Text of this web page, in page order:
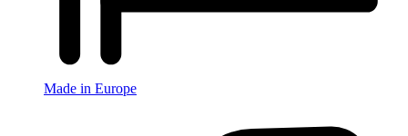
Made in Europe